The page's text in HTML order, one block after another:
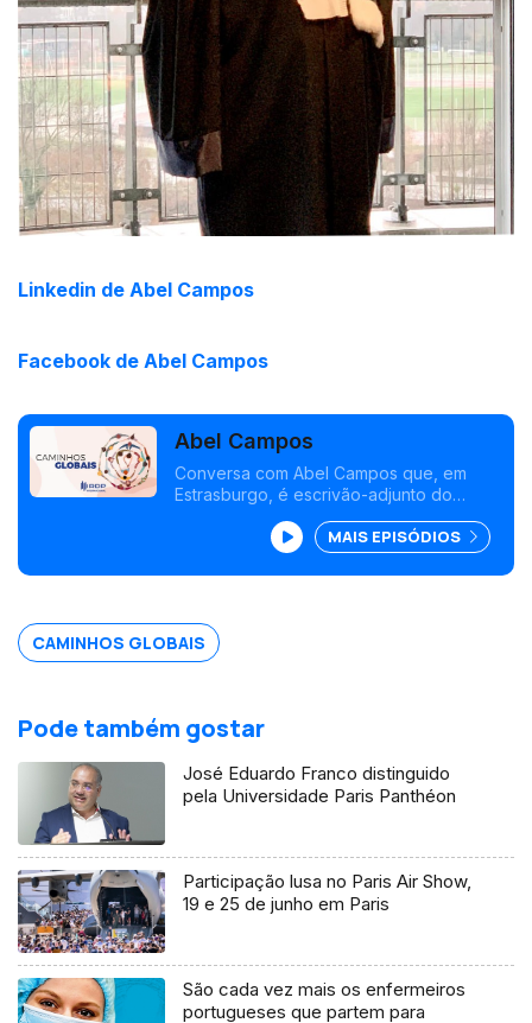
Linkedin de Abel Campos
Facebook de Abel Campos
Abel Campos
Conversa com Abel Campos que, em
Estrasburgo, é escrivão-adjunto do
MAIS EPISÓDIOS
CAMINHOS GLOBAIS
Pode também gostar
José Eduardo Franco distinguido
pela Universidade Paris Panthéon
Participação lusa no Paris Air Show,
19 e 25 de junho em Paris
São cada vez mais os enfermeiros
portugueses que partem para